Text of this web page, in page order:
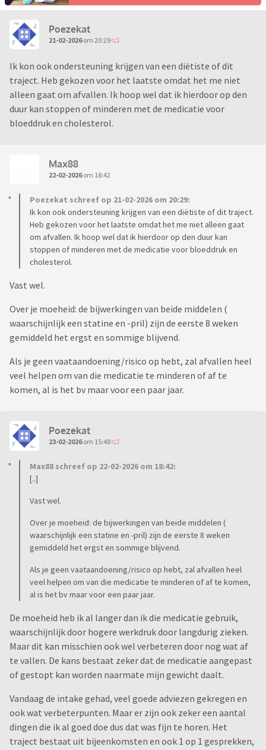
Poezekat
21-02-2026om 20:29
Ik kon ook ondersteuning krijgen van een diëtiste of dit
traject. Heb gekozen voor het laatste omdat het me niet
alleen gaat om afvallen. Ik hoop wel dat ik hierdoor op den
duur kan stoppen of minderen met de medicatie voor
bloeddruk en cholesterol.
Max88
22-02-2026om 18:42
Poezekat schreef op 21-02-2026 om 20:29:
Ik kon ook ondersteuning krijgen van een diëtiste of dit traject.
Heb gekozen voor het laatste omdat het me niet alleen gaat
om afvallen. Ik hoop wel dat ik hierdoor op den duur kan
stoppen of minderen met de medicatie voor bloeddruk en
cholesterol.
Vast wel.
Over je moeheid: de bijwerkingen van beide middelen (
waarschijnlijk een statine en -pril) zijn de eerste 8 weken
gemiddeld het ergst en sommige blijvend.
Als je geen vaataandoening/risico op hebt, zal afvallen heel
veel helpen om van die medicatie te minderen of af te
komen, al is het bv maar voor een paar jaar.
Poezekat
23-02-2026om 15:48
Max88 schreef op 22-02-2026 om 18:42:
[..]
Vast wel.
Over je moeheid: de bijwerkingen van beide middelen (
waarschijnlijk een statine en -pril) zijn de eerste 8 weken
gemiddeld het ergst en sommige blijvend.
Als je geen vaataandoening/risico op hebt, zal afvallen heel
veel helpen om van die medicatie te minderen of af te komen,
al is het bv maar voor een paar jaar.
De moeheid heb ik al langer dan ik die medicatie gebruik,
waarschijnlijk door hogere werkdruk door langdurig zieken.
Maar dit kan misschien ook wel verbeteren door nog wat af
te vallen. De kans bestaat zeker dat de medicatie aangepast
of gestopt kan worden naarmate mijn gewicht daalt.
Vandaag de intake gehad, veel goede adviezen gekregen en
ook wat verbeterpunten. Maar er zijn ook zeker een aantal
dingen die ik al goed doe dus dat was fijn te horen. Het
traject bestaat uit bijeenkomsten en ook 1 op 1 gesprekken,